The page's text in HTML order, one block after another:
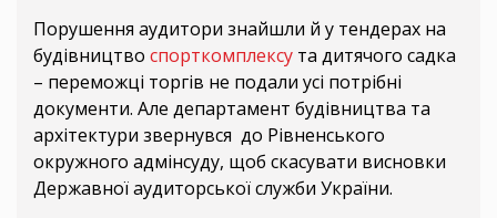
Порушення аудитори знайшли й у тендерах на
будівництво спорткомплексу та дитячого садка
– переможці торгів не подали усі потрібні
документи. Але департамент будівництва та
архітектури звернувся до Рівненського
окружного адмінсуду, щоб скасувати висновки
Державної аудиторської служби України.